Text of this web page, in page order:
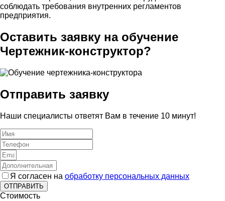
соблюдать требования внутренних регламентов
предприятия.
Оставить заявку на обучение
Чертежник-конструктор?
Отправить заявку
Наши специалисты ответят Вам в течение 10 минут!
Я согласен на обработку персональных данных
ОТПРАВИТЬ
Стоимость